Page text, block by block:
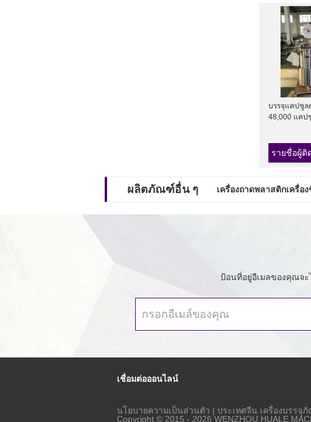
บรรจุแคปซูล
48,000 แคป
รายชื่อผู้ติ
ผลิตภัณฑ์อื่น ๆ เครื่องถาดพลาสติกเครื่
ป้อนที่อยู่อีเมลของคุณจะ
เชื่อมต่อออนไลน์
นโยบายความเป็นส่วนตัว | ประเทศจีน เครื่องบรรจุ
Copyright © 2015 - 2026 WENZHOU HUALE